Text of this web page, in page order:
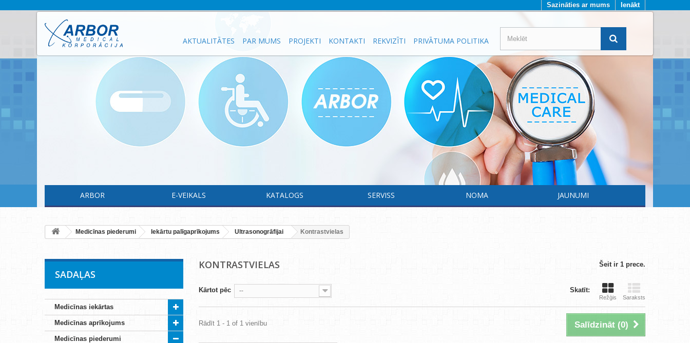
Ienākt
Sazināties ar mums
AKTUALITĀTES PAR MUMS PROJEKTI KONTAKTI REKVIZĪTI PRIVĀTUMA POLITIKA
ARBOR E-VEIKALS KATALOGS SERVISS NOMA JAUNUMI
Medicīnas piederumi Iekārtu palīgaprīkojums Ultrasonogrāfijai Kontrastvielas
SADAĻAS
Medicīnas iekārtas
Medicīnas aprīkojums
Medicīnas piederumi
KONTRASTVIELAS Šeit ir 1 prece.
Skatīt:
Režģis Saraksts
Kārtot pēc --
Salīdzināt (0)
Rādīt 1 - 1 of 1 vienību